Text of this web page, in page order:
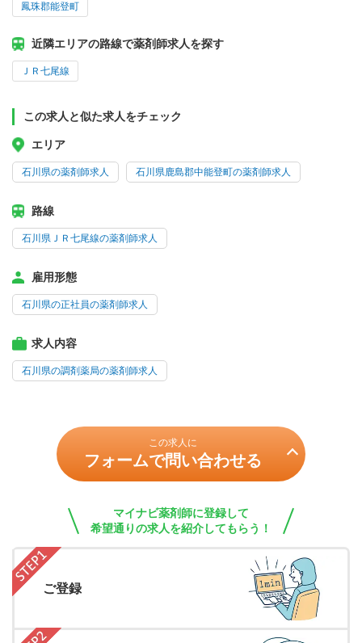
鳳珠郡能登町
近隣エリアの路線で薬剤師求人を探す
ＪＲ七尾線
この求人と似た求人をチェック
エリア
石川県の薬剤師求人 石川県鹿島郡中能登町の薬剤師求人
路線
石川県ＪＲ七尾線の薬剤師求人
雇用形態
石川県の正社員の薬剤師求人
求人内容
石川県の調剤薬局の薬剤師求人
この求人に
フォームで問い合わせる
マイナビ薬剤師に登録して
希望通りの求人を紹介してもらう！
ご登録